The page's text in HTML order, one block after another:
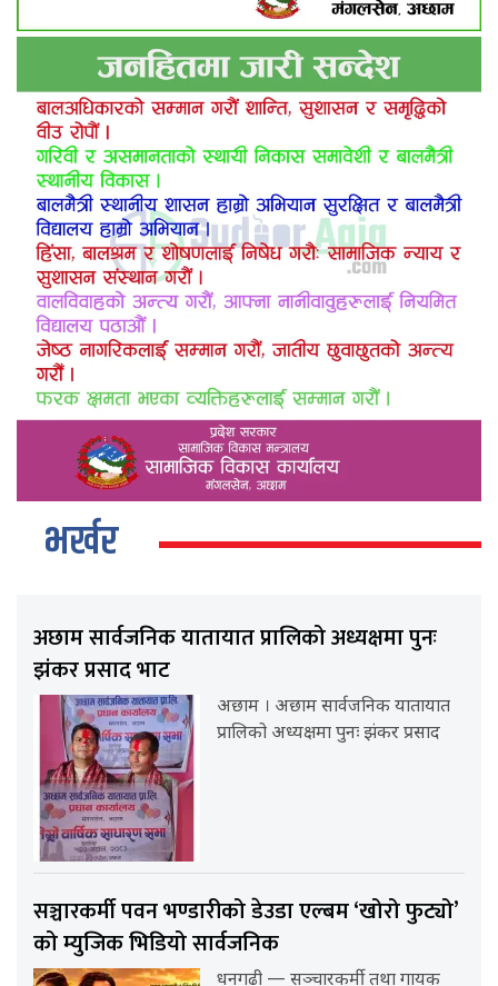
भर्खर
अछाम सार्वजनिक यातायात प्रालिको अध्यक्षमा पुनः
झंकर प्रसाद भाट
अछाम । अछाम सार्वजनिक यातायात
प्रालिको अध्यक्षमा पुनः झंकर प्रसाद
सञ्चारकर्मी पवन भण्डारीको डेउडा एल्बम ‘खोरो फुट्यो’
को म्युजिक भिडियो सार्वजनिक
धनगढी — सञ्चारकर्मी तथा गायक